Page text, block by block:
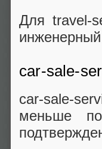
Для travel-
car-sale-
car-sale-
меньше